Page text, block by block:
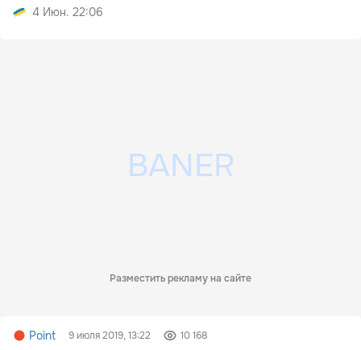
4 Июн. 22:06
Разместить рекламу на сайте
Point 9 июля 2019, 13:22 10 168